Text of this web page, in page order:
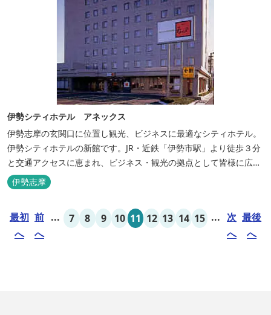
伊勢シティホテル アネックス
伊勢志摩の玄関口に位置し観光、ビジネスに最適なシティホテル。
伊勢シティホテルの新館です。JR・近鉄「伊勢市駅」より徒歩３分
と交通アクセスに恵まれ、ビジネス・観光の拠点として皆様に広く
ご利用いただいております。１階には、しゃぶしゃぶと日本料理の
「伊勢みやび」があります。
伊勢志摩
最初
へ
前
へ
... 7 8 9 10 11 12 13 14 15 ... 次
へ
最後
へ